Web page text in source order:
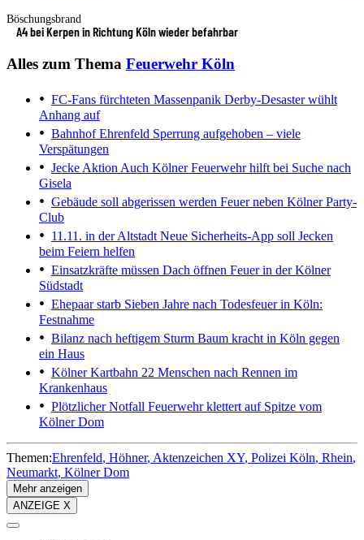
Böschungsbrand
A4 bei Kerpen in Richtung Köln wieder befahrbar
Alles zum Thema Feuerwehr Köln
FC-Fans fürchteten Massenpanik Derby-Desaster wühlt
Anhang auf
Bahnhof Ehrenfeld Sperrung aufgehoben – viele
Verspätungen
Jecke Aktion Auch Kölner Feuerwehr hilft bei Suche nach
Gisela
Gebäude soll abgerissen werden Feuer neben Kölner Party-
Club
11.11. in der Altstadt Neue Sicherheits-App soll Jecken
beim Feiern helfen
Einsatzkräfte müssen Dach öffnen Feuer in der Kölner
Südstadt
Ehepaar starb Sieben Jahre nach Todesfeuer in Köln:
Festnahme
Bilanz nach heftigem Sturm Baum kracht in Köln gegen
ein Haus
Kölner Kartbahn 22 Menschen nach Rennen im
Krankenhaus
Plötzlicher Notfall Feuerwehr klettert auf Spitze vom
Kölner Dom
Themen:Ehrenfeld Höhner Aktenzeichen XY Polizei Köln Rhein
Neumarkt Kölner Dom
Mehr anzeigen
ANZEIGE X